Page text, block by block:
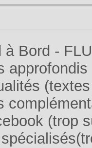
à Bord -
(trop